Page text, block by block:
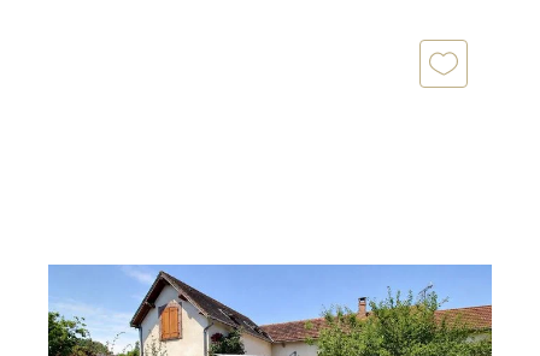
VILLIERS LE MORHIER 28
148 m2, 6 pièces
Ref : 3160